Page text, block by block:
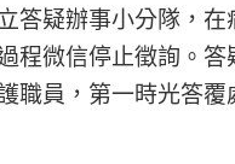
答疑辦事小分隊，
程微信停止徵詢。
職員，第一時光答覆